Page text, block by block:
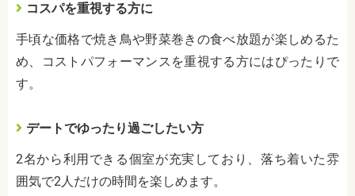
コスパを重視する方に
手頃な価格で焼き鳥や野菜巻きの食べ放題が楽しめるた
め、コストパフォーマンスを重視する方にはぴったりで
す。
デートでゆったり過ごしたい方
2名から利用できる個室が充実しており、落ち着いた雰
囲気で2人だけの時間を楽しめます。